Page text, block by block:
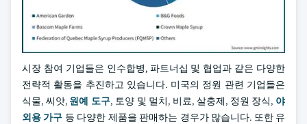
시장 참여 기업들은 인수합병, 파트너십 및 협업과 같은 다양한
전략적 활동을 추진하고 있습니다. 미국의 정원 관련 기업들은
식물, 씨앗, 원예 도구, 토양 및 멀치, 비료, 살충제, 정원 장식, 야
외용 가구 등 다양한 제품을 판매하는 경우가 많습니다. 또한 유